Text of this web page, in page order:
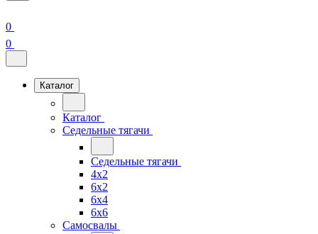
0
0
Каталог
Каталог
Седельные тягачи
Седельные тягачи
4x2
6x2
6x4
6x6
Самосвалы